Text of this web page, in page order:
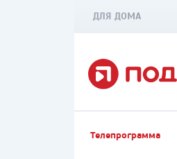
ДЛЯ ДОМА
Телепрограмма